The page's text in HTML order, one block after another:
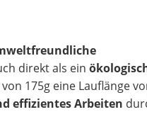
direkt als ein
175g eine Lauflänge
effizientes Arbeiten